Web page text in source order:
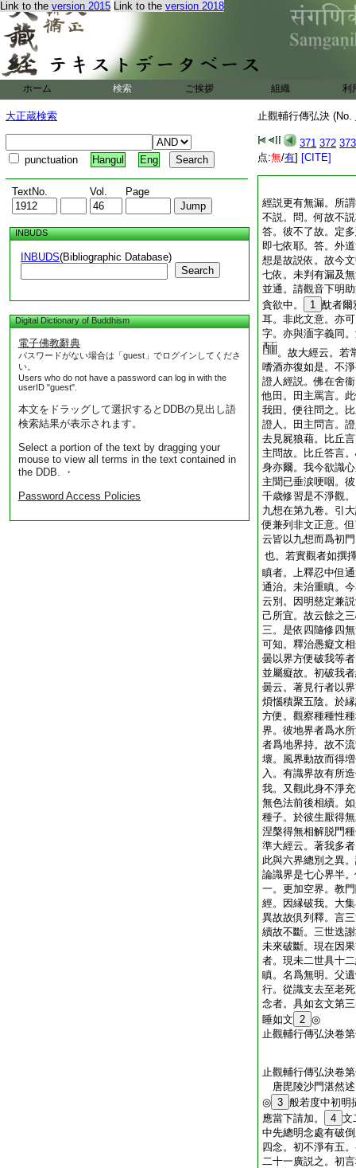
Link to the version 2015 Link to the version 2018
ホーム 検索 ご挨拶 組織 利
大正蔵検索
punctuation Hangul Eng
TextNo. Vol. Page
INBUDS
INBUDS(Bibliographic Database)
Search
Digital Dictionary of Buddhism
電子佛教辭典
パスワードがない場合は「guest」でログインしてくださ
い。
Users who do not have a password can log in with the
userID "guest".
本文をドラッグして選択するとDDBの見出し語
検索結果が表示されます。
Select a portion of the text by dragging your
mouse to view all terms in the text contained in
the DDB. ・
Password Access Policies
止觀輔行傳弘決 (No.
371 372 373
点:無/有] [CITE]
經説更有無漏。所
不説。問。何故不
答。彼不了故。定
即七依耶。答。外
想是故説依。故今
七依。未判有漏及
並通。請觀音下明
貪欲中。
1 酖者爾
耳。非此文意。亦
字。亦與湎字義同
。故大經云。若
嗜酒亦復如是。不
證人經説。佛在舍
他田。田主罵言。
我田。便往問之。
證人。田主問言。
去見屍狼藉。比丘
主問故。比丘答言
身亦爾。我今欲識
主聞已垂涙哽咽。
千歳修習是不淨觀
九想在第九卷。引
便兼列非文正意。
云皆以九想而爲初
也。若實觀者如撰
瞋者。上釋忍中但
通治。未治重瞋。
云別。因明慈定兼
己所宜。故云餘之
三。是依四隨修四
可知。釋治愚癡文
曇以界方便破我等
並屬癡故。初破我
曇云。著見行者以
煩惱積聚五陰。於
方便。觀察種種性
界。彼地界者爲水
者爲地界持。故不
壞。風界動故而得
入。有識界故有所
我。又觀此身不淨
無色法前後相續。
種子。於彼生厭得
涅槃得無相解脱門
準大經云。著我多
此與六界總別之異
論識界是七心界半
一。更加空界。教
經。因縁破我。大
異故故倶列釋。言
續故不斷。三世迭
未來破斷。現在因
者。現未二世具十
瞋。名爲無明。父
行。從識支去至老
念者。具如玄文第
睡如文 2 ◎
止觀輔行傳弘決卷
止觀輔行傳弘決卷
唐毘陵沙門湛然
◎ 3 般若度中初明
應當下請加。
4 文
中先總明念處有破
四念。初不淨有五
二十一廣説之。初